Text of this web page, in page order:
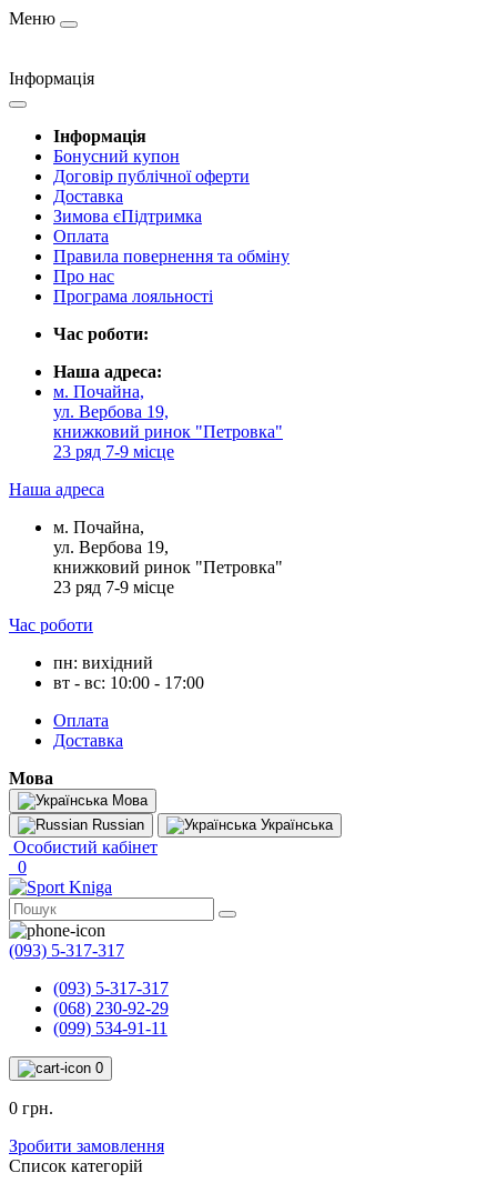
Меню
Інформація
Інформація
Бонусний купон
Договір публічної оферти
Доставка
Зимова єПідтримка
Оплата
Правила повернення та обміну
Про нас
Програма лояльності
Час роботи:
Наша адреса:
м. Почайна,
ул. Вербова 19,
книжковий ринок "Петровка"
23 ряд 7-9 місце
Наша адреса
м. Почайна,
ул. Вербова 19,
книжковий ринок "Петровка"
23 ряд 7-9 місце
Час роботи
пн: вихідний
вт - вс: 10:00 - 17:00
Оплата
Доставка
Мова
Мова
Russian
Українська
Особистий кабінет
0
(093) 5-317-317
(093) 5-317-317
(068) 230-92-29
(099) 534-91-11
0
0 грн.
Зробити замовлення
Список категорій